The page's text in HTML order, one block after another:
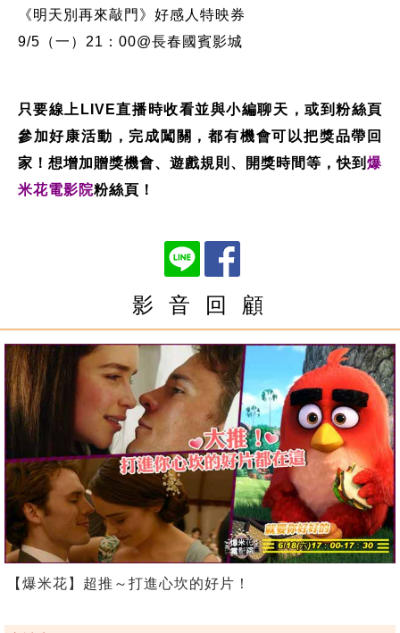
《明天別再來敲門》好感人特映券
9/5（一）21：00@長春國賓影城
只要線上LIVE直播時收看並與小編聊天，或到粉絲頁
參加好康活動，完成闖關，都有機會可以把獎品帶回
家！ 想增加贈獎機會、遊戲規則、開獎時間等，快到爆
米花電影院粉絲頁！
影 音 回 顧
【爆米花】超推～打進心坎的好片！